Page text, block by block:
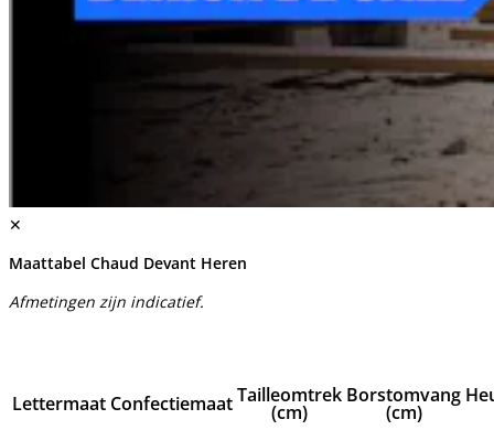
✕
Maattabel Chaud Devant Heren
Afmetingen zijn indicatief.
Lettermaat ConfectiemaatTailleomtrek
(cm)
Borstomvang
(cm)